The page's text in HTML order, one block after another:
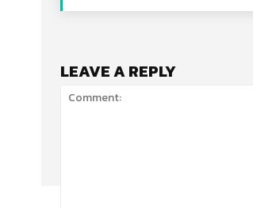
LEAVE A REPLY